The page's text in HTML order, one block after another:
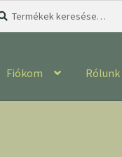
Fiókom Rólunk